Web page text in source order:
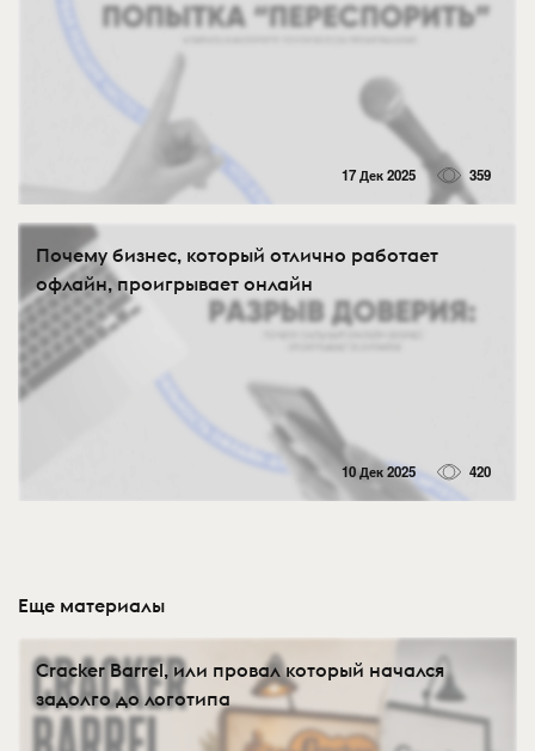
17 Дек 2025 359
Почему бизнес, который отлично работает
офлайн, проигрывает онлайн
10 Дек 2025 420
Еще материалы
Cracker Barrel, или провал который начался
задолго до логотипа